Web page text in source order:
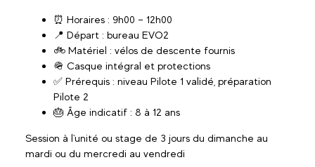
⏰ Horaires : 9h00 – 12h00
📍 Départ : bureau EVO2
🚲 Matériel : vélos de descente fournis
🪖 Casque intégral et protections
✅ Prérequis : niveau Pilote 1 validé, préparation
Pilote 2
🎂 Âge indicatif : 8 à 12 ans
Session à l'unité ou stage de 3 jours du dimanche au
mardi ou du mercredi au vendredi